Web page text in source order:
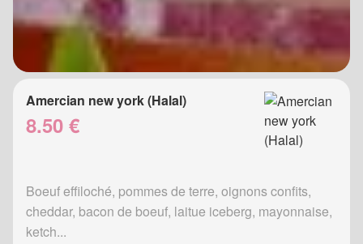
Amercian new york (Halal)
8.50 €
Boeuf effiloché, pommes de terre, oignons confits,
cheddar, bacon de boeuf, laitue iceberg, mayonnaise,
ketch...